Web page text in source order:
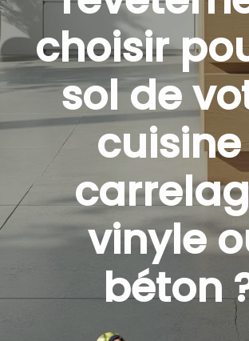
choisir
sol de
cuisine
vinyle
béton